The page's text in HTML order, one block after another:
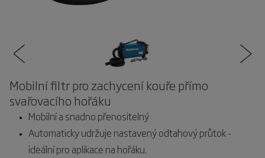
Mobilní filtr pro zachycení kouře přímo
svařovacího hořáku
Mobilní a snadno přenositelný
Automaticky udržuje nastavený odtahový průtok -
ideální pro aplikace na hořáku.